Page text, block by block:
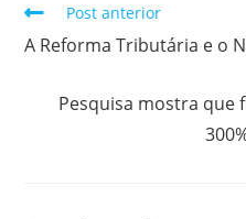
Post anterior
A Reforma Tributária e o
Pesquisa mostra que